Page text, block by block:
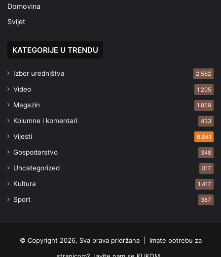
Domovina
Svijet
KATEGORIJE U TRENDU
Izbor uredništva 2.562
Video 1.205
Magazin 1.859
Kolumne i komentari 433
Vijesti 6.841
Gospodarstvo 348
Uncategorized 317
Kultura 1.417
Sport 387
© Copyright 2026, Sva prava pridržana | Imate potrebu za